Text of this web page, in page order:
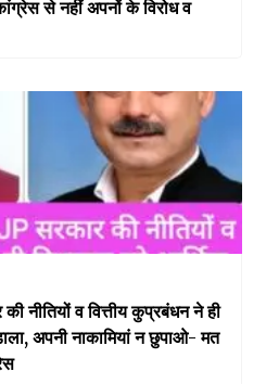
से नहीं अपनों के विरोध व
नीतियों व वित्तीय कुप्रबंधन ने ही
अपनी नाकामियां न छुपाओ- मत